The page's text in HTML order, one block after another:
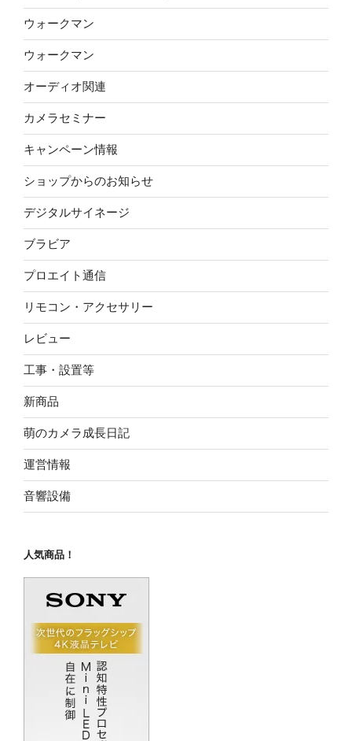
ウォークマン
ウォークマン
オーディオ関連
カメラセミナー
キャンペーン情報
ショップからのお知らせ
デジタルサイネージ
ブラビア
プロエイト通信
リモコン・アクセサリー
レビュー
工事・設置等
新商品
萌のカメラ成長日記
運営情報
音響設備
人気商品！